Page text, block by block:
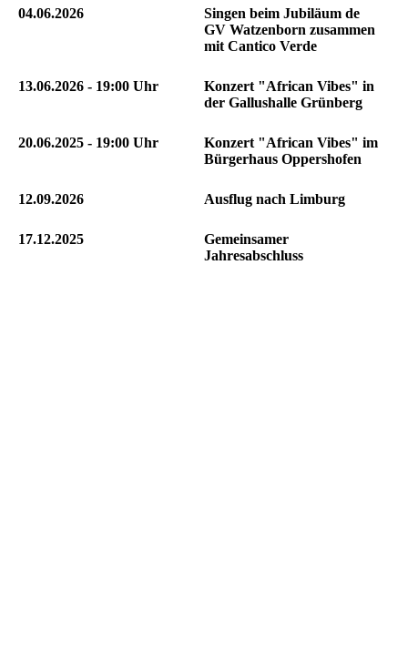
04.06.2026
Singen beim Jubiläum de
GV Watzenborn zusammen
mit Cantico Verde
13.06.2026 - 19:00 Uhr
Konzert "African Vibes" in
der Gallushalle Grünberg
20.06.2025 - 19:00 Uhr
Konzert "African Vibes" im
Bürgerhaus Oppershofen
12.09.2026 Ausflug nach Limburg
17.12.2025
Gemeinsamer
Jahresabschluss